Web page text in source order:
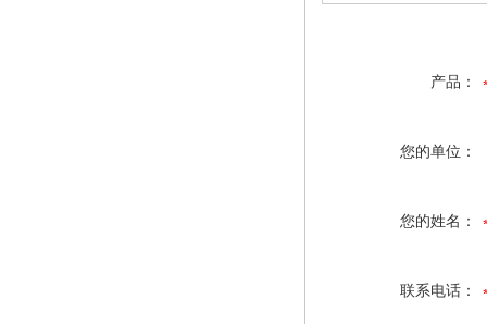
产品：
您的单位：
您的姓名：
联系电话：